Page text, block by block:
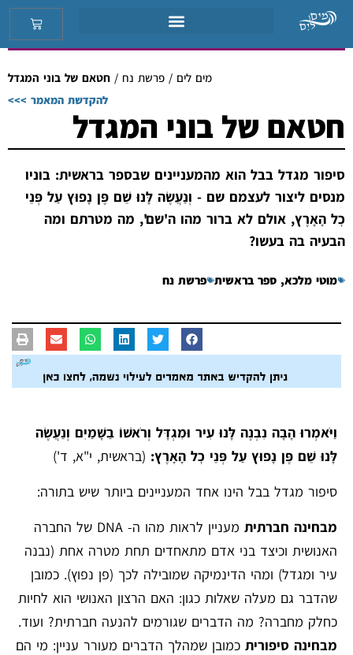
מים לים / פרשת נח / חטאם של בוני המגדל
להקדשת המאמר >>>
חטאם של בוני המגדל
סיפור מגדל בבל הוא מהמעניינים שבספר בראשית: בוניו
מנסים ליצור לעצמם שם - וְנַעֲשֶׂה לָּנוּ שֵׁם פֶּן נָפוּץ עַל פְּנֵי
כׇל הָאָרֶץ, אולם לא ברור מהו ה'שם', מה מטרתם ומה
הבעיה בה בעשו?
מוטי מלכא, ספר בראשית פרשת נח
וַיֹּאמְרוּ הָבָה נִבְנֶה לָּנוּ עִיר וּמִגְדָּל וְרֹאשׁוֹ בַשָּׁמַיִם וְנַעֲשֶׂה
לָּנוּ שֵׁם פֶּן נָפוּץ עַל פְּנֵי כׇל הָאָרֶץ: (בראשית, י"א, ד')
סיפור מגדל בבל הינו אחד המעניינים ביותר שיש בתורה:
מבחינה חברתית
מעניין לראות מהו ה- DNA של החברה
האנושית וכיצד בני אדם מתאחדים תחת מטרה אחת (נבנה
עיר ומגדל) ומהי הדינמיקה שמובילה לכך (פן נפוץ). כמובן
שהדבר גם מעלה שאלות כגון: האם הרצון האנושי הוא לחיות
כחלק מחברה? מה הדברים שגורמים להנעה חברתית? ועוד.
מבחינה סיפורית כמובן שמהלך הדברים מעורר עניין: מי הם